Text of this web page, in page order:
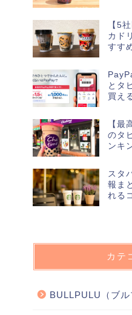
【5
カド
すす
とタ
買え
【最
のタ
ンキ
スタ
報ま
れる
カテ
BULLPULU（ブル